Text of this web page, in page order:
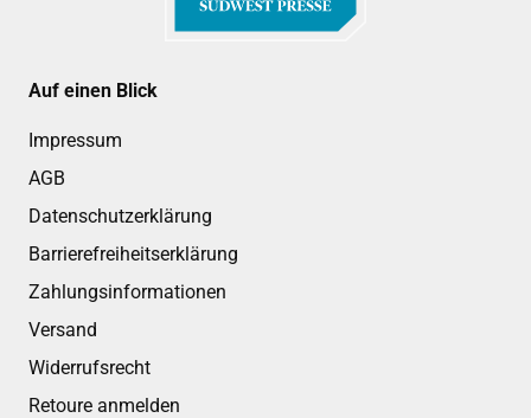
Auf einen Blick
Impressum
AGB
Datenschutzerklärung
Barrierefreiheitserklärung
Zahlungsinformationen
Versand
Widerrufsrecht
Retoure anmelden